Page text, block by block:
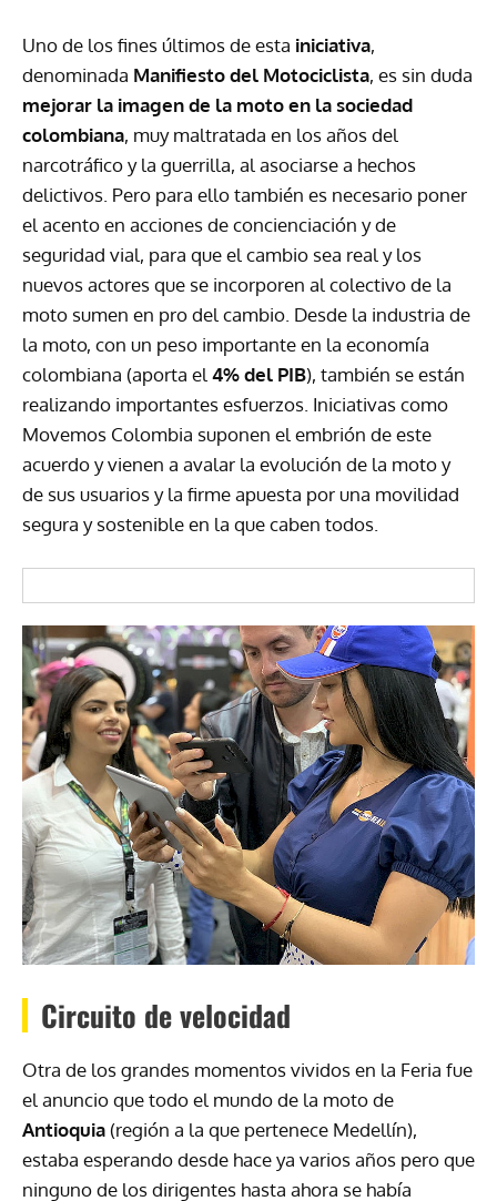
Uno de los fines últimos de esta iniciativa,
denominada Manifiesto del Motociclista, es sin duda
mejorar la imagen de la moto en la sociedad
colombiana, muy maltratada en los años del
narcotráfico y la guerrilla, al asociarse a hechos
delictivos. Pero para ello también es necesario poner
el acento en acciones de concienciación y de
seguridad vial, para que el cambio sea real y los
nuevos actores que se incorporen al colectivo de la
moto sumen en pro del cambio. Desde la industria de
la moto, con un peso importante en la economía
colombiana (aporta el4% del PIB), también se están
realizando importantes esfuerzos. Iniciativas como
Movemos Colombia suponen el embrión de este
acuerdo y vienen a avalar la evolución de la moto y
de sus usuarios y la firme apuesta por una movilidad
segura y sostenible en la que caben todos.
Circuito de velocidad
Otra de los grandes momentos vividos en la Feria fue
el anuncio que todo el mundo de la moto de
Antioquia(región a la que pertenece Medellín),
estaba esperando desde hace ya varios años pero que
ninguno de los dirigentes hasta ahora se había